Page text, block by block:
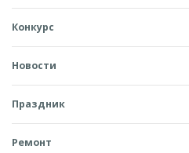
Конкурс
Новости
Праздник
Ремонт